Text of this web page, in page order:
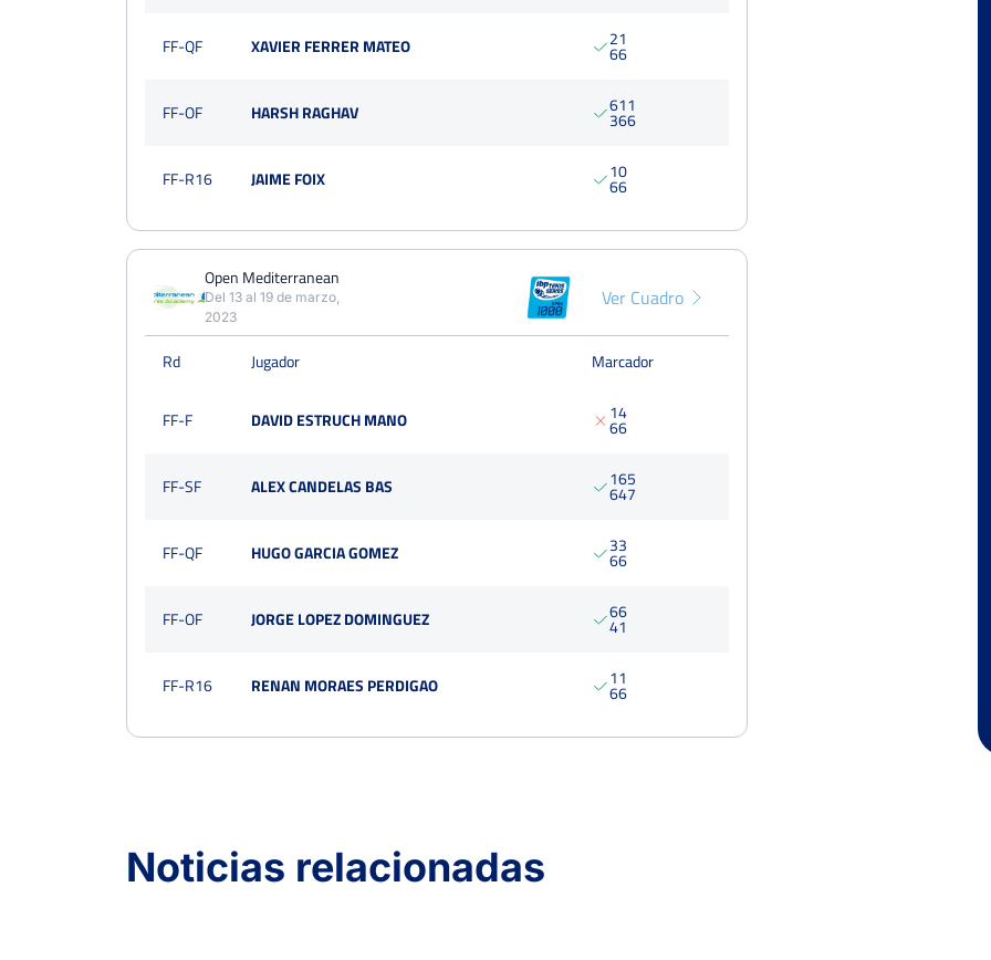
FF-QF XAVIER FERRER MATEO 2
6
1
6
FF-OF HARSH RAGHAV 6
3
1
6
1
6
FF-R16 JAIME FOIX 1
6
0
6
Open Mediterranean
Del 13 al 19 de marzo,
2023
Ver Cuadro
Rd Jugador Marcador
FF-F DAVID ESTRUCH MANO 1
6
4
6
FF-SF ALEX CANDELAS BAS 1
6
6
4
5
7
FF-QF HUGO GARCIA GOMEZ 3
6
3
6
FF-OF JORGE LOPEZ DOMINGUEZ 6
4
6
1
FF-R16 RENAN MORAES PERDIGAO 1
6
1
6
Rd Jugador
Noticias relacionadas